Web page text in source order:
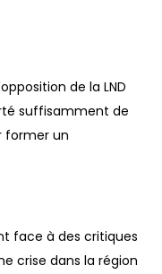
de la LND
suffisamment de
former un
face à des critiques
crise dans la région